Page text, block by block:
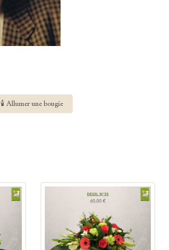
🕯 Allumer une bougie